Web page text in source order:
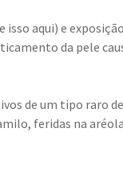
aqui) e
da pele
de um tipo raro
feridas na